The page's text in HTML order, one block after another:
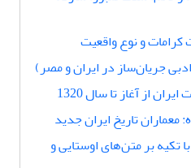
کرامات و نوع واقعیت
جریان‌ساز در ایران و مصر)
از آغاز تا سال 1320
تاریخ ایران جدید
تکیه بر متن‌های اوستایی و